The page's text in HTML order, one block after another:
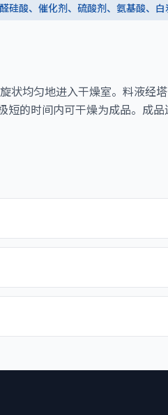
酸、催化剂、硫酸剂、氨基酸、白
状均匀地进入干燥室。料液经
的时间内可干燥为成品。成